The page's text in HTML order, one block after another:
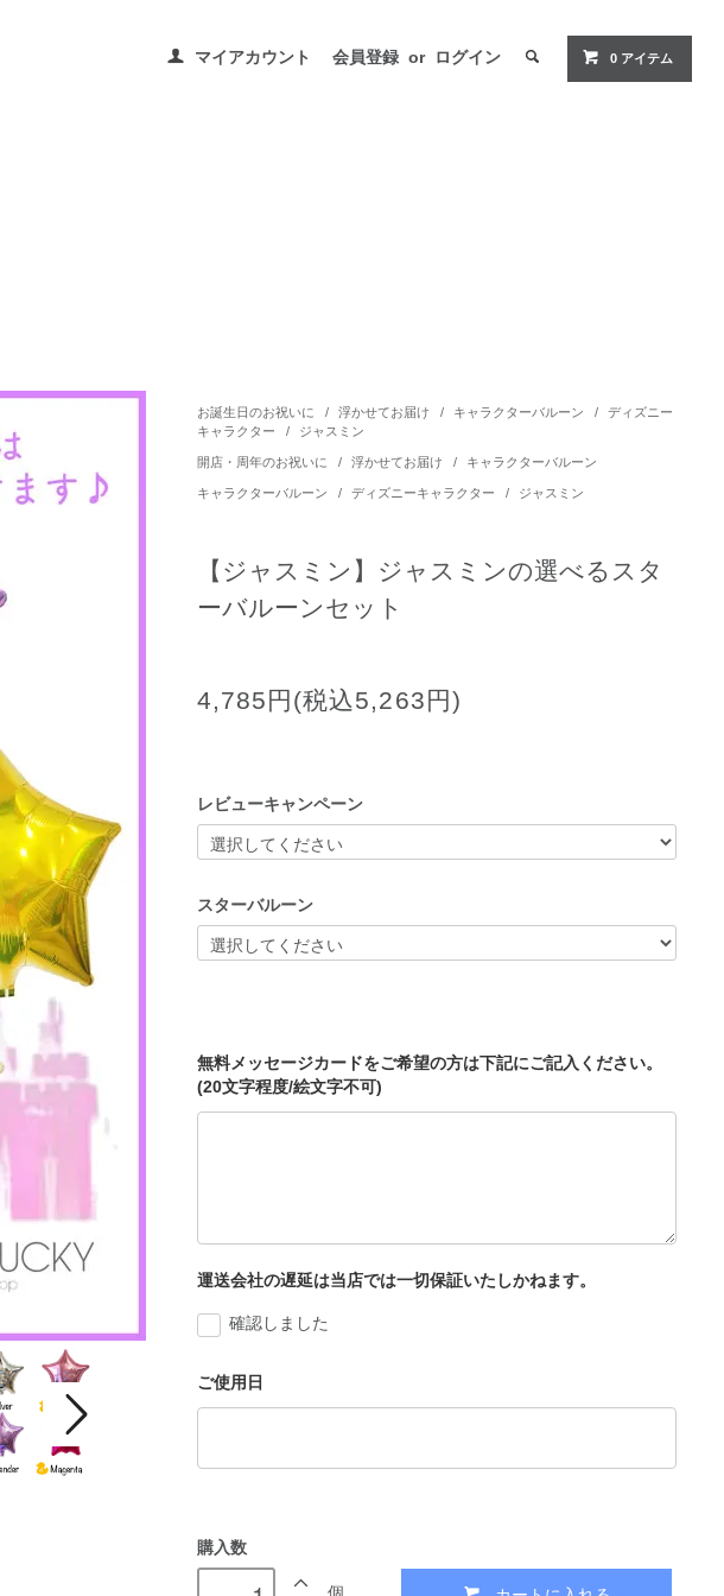
マイアカウント 会員登録 or ログイン 0 アイテム
お誕生日のお祝いに / 浮かせてお届け / キャラクターバルーン /
ディズニー
キャラクター
/ ジャスミン
開店・周年のお祝いに / 浮かせてお届け / キャラクターバルーン
キャラクターバルーン / ディズニーキャラクター / ジャスミン
【ジャスミン】ジャスミンの選べるスタ
ーバルーンセット
4,785円(税込5,263円)
レビューキャンペーン
スターバルーン
無料メッセージカードをご希望の方は下記にご記入ください。
(20文字程度/絵文字不可)
運送会社の遅延は当店では一切保証いたしかねます。
確認しました
ご使用日
購入数